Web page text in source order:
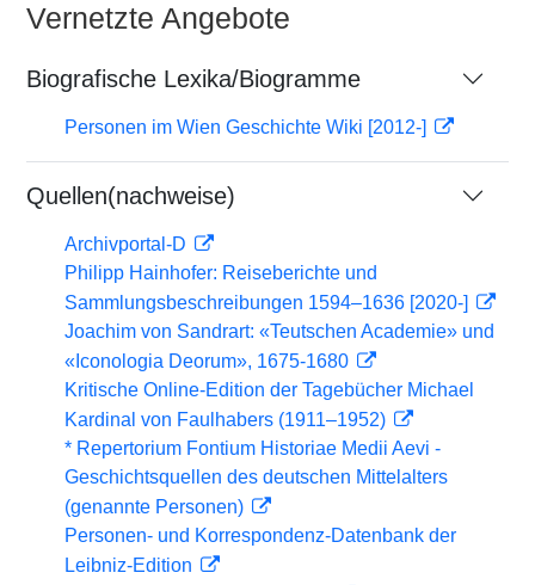
Vernetzte Angebote
Biografische Lexika/Biogramme
Personen im Wien Geschichte Wiki [2012-]
Quellen(nachweise)
Archivportal-D
Philipp Hainhofer: Reiseberichte und
Sammlungsbeschreibungen 1594–1636 [2020-]
Joachim von Sandrart: «Teutschen Academie» und
«Iconologia Deorum», 1675-1680
Kritische Online-Edition der Tagebücher Michael
Kardinal von Faulhabers (1911–1952)
* Repertorium Fontium Historiae Medii Aevi -
Geschichtsquellen des deutschen Mittelalters
(genannte Personen)
Personen- und Korrespondenz-Datenbank der
Leibniz-Edition